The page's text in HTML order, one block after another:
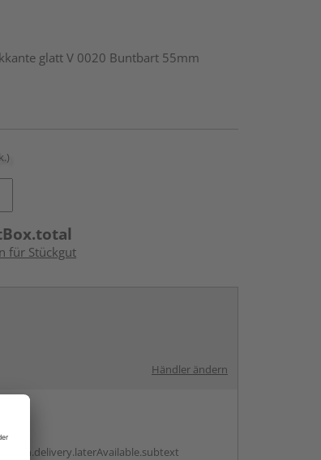
glatt V 0020 Buntbart 55mm
für Stückgut
Händler ändern